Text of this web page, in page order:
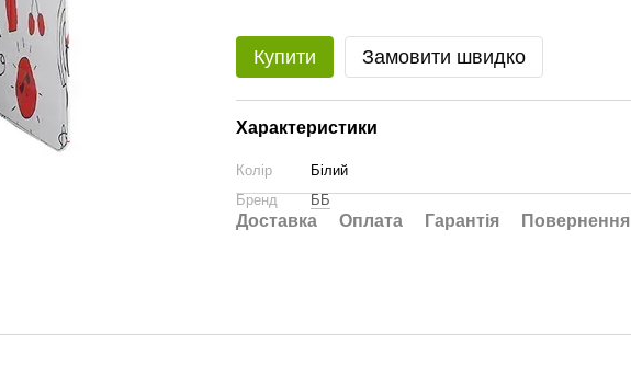
Купити Замовити швидко
Характеристики
Колір
Білий
Бренд
ББ
Доставка Оплата Гарантія Повернення